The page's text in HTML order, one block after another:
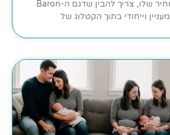
האחרים בטווח המחיר שלו, צריך להבין שדגם ה-Baron